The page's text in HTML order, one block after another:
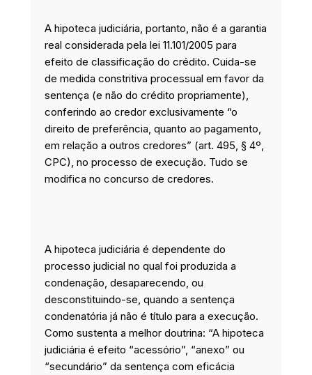
A hipoteca judiciária, portanto, não é a garantia
real considerada pela lei 11.101/2005 para
efeito de classificação do crédito. Cuida-se
de medida constritiva processual em favor da
sentença (e não do crédito propriamente),
conferindo ao credor exclusivamente “o
direito de preferência, quanto ao pagamento,
em relação a outros credores” (art. 495, § 4º,
CPC), no processo de execução. Tudo se
modifica no concurso de credores.
A hipoteca judiciária é dependente do
processo judicial no qual foi produzida a
condenação, desaparecendo, ou
desconstituindo-se, quando a sentença
condenatória já não é título para a execução.
Como sustenta a melhor doutrina: “A hipoteca
judiciária é efeito “acessório”, “anexo” ou
“secundário” da sentença com eficácia